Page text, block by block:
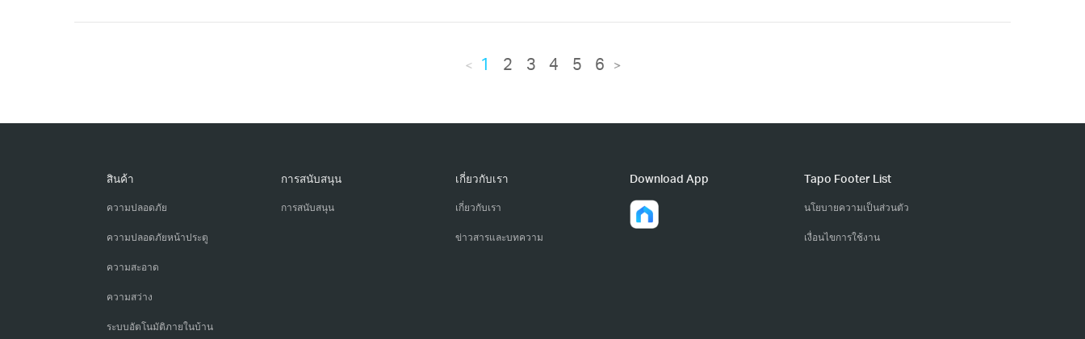
< 1 2 3 4 5 6 >
สินค้า
ความปลอดภัย
ความปลอดภัยหน้าประตู
ความสะอาด
ความสว่าง
ระบบอัตโนมัติภายในบ้าน
การสนับสนุน
การสนับสนุน
เกี่ยวกับเรา
เกี่ยวกับเรา
ข่าวสารและบทความ
Download App Tapo Footer List
นโยบายความเป็นส่วนตัว
เงื่อนไขการใช้งาน